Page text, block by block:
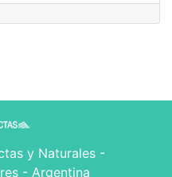
y Naturales -
- Argentina